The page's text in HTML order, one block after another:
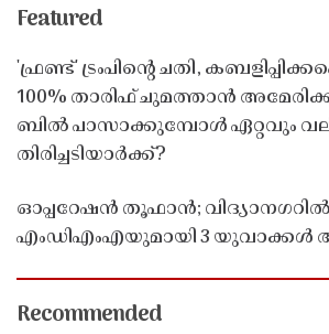
Featured
'ഫ്രണ്ട്' ട്രംപിന്റെ ചതി,
100% താരിഫ് ചുമത്താൻ
ബിൽ പാസാക്കുമ്പോൾ ഏറ്റവും
തിരിച്ചടിയാർക്ക്?
ഓപ്പറേഷൻ തൂഫാൻ; വിദ്യാനഗറിൽ
എംഡിഎംഎയുമായി 3 യുവാക്കൾ
Recommended